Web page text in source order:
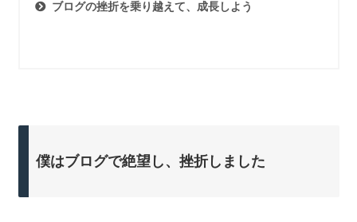
ブログの挫折を乗り越えて、成長しよう
僕はブログで絶望し、挫折しました